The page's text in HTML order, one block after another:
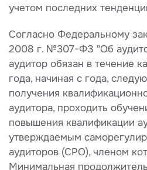
учетом последних
Согласно Федеральному
2008 г. №307-ФЗ "Об
аудитор обязан в течение
года, начиная с года,
получения
аудитора, проходить
повышения квалификации
утверждаемым
аудиторов (СРО), членом
Минимальная